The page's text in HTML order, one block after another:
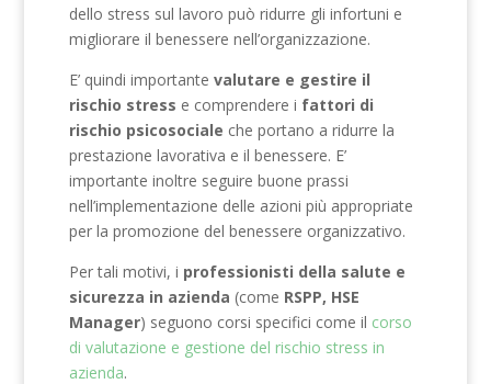
dello stress sul lavoro può ridurre gli infortuni e
migliorare il benessere nell’organizzazione.
E’ quindi importante valutare e gestire il
rischio stress e comprendere i fattori di
rischio psicosociale che portano a ridurre la
prestazione lavorativa e il benessere. E’
importante inoltre seguire buone prassi
nell’implementazione delle azioni più appropriate
per la promozione del benessere organizzativo.
Per tali motivi, i professionisti della salute e
sicurezza in azienda (come RSPP, HSE
Manager) seguono corsi specifici come il corso
di valutazione e gestione del rischio stress in
azienda.